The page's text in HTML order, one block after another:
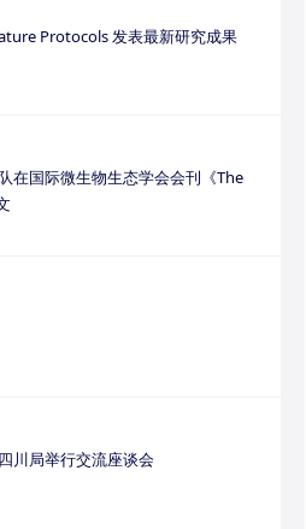
Protocols 发表最新研究成果
在国际微生物生态学会会刊《The
川局举行交流座谈会